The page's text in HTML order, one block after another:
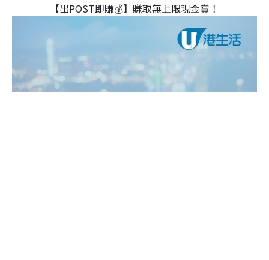
【出POST即賺💰】賺取無上限現金賞！